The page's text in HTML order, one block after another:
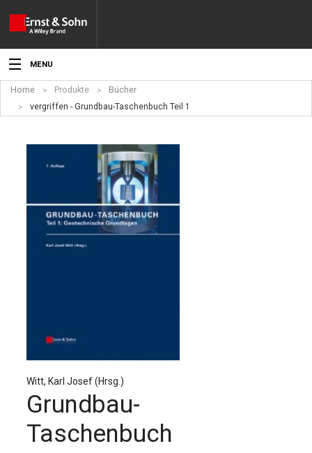
MENU
Aktuelles
Produkte
Verlag
Sprache / Language: DE
Home Produkte
Bücher
vergriffen - Grundbau-Taschenbuch Teil 1
Witt, Karl Josef (Hrsg.)
Grundbau-
Taschenbuch